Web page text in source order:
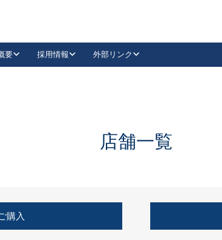
抗ウイルス・抗菌製品
要 採用情報 外部リンク
LinkedIn
住宅使用部材標準化推進協議会
店舗一覧
購入